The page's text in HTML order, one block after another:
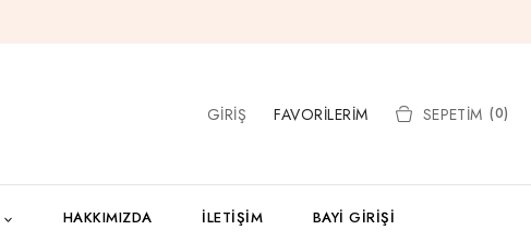
GIRIŞ FAVORILERIM SEPETIM (0)
HAKKIMIZDA İLETIŞIM BAYI GIRIŞI